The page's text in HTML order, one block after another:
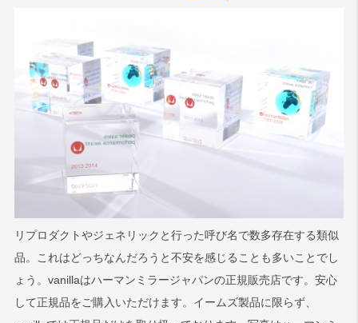
リプロダクトやジェネリックと行った呼び名で数多存在する類似
品。これはどっちなんだろうと不安を感じることも多いことでし
ょう。vanillaはハーマンミラージャパンの正規販売店です。安心
して正規品をご購入いただけます。イームズ製品に限らず、